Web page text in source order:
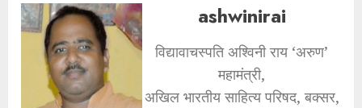
ashwinirai
विद्यावाचस्पति अश्विनी राय ‘अरुण’
महामंत्री,
अखिल भारतीय साहित्य परिषद, बक्सर,